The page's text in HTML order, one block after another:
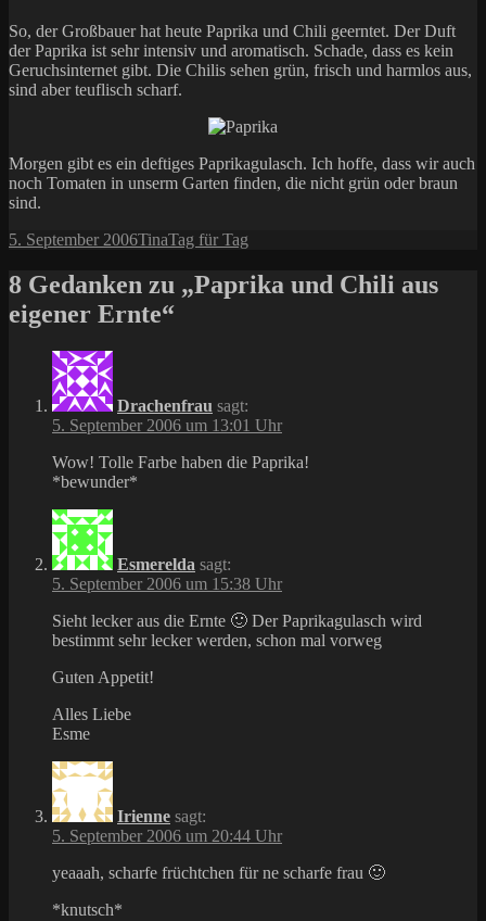
So, der Großbauer hat heute Paprika und Chili geerntet. Der Duft
der Paprika ist sehr intensiv und aromatisch. Schade, dass es kein
Geruchsinternet gibt. Die Chilis sehen grün, frisch und harmlos aus,
sind aber teuflisch scharf.
Morgen gibt es ein deftiges Paprikagulasch. Ich hoffe, dass wir auch
noch Tomaten in unserm Garten finden, die nicht grün oder braun
sind.
Veröffentlicht
5. September 2006Autor
TinaKategorien
Tag für Tag
8 Gedanken zu „Paprika und Chili aus
eigener Ernte“
Drachenfrau sagt:
5. September 2006 um 13:01 Uhr
Wow! Tolle Farbe haben die Paprika!
*bewunder*
Esmerelda sagt:
5. September 2006 um 15:38 Uhr
Sieht lecker aus die Ernte 🙂 Der Paprikagulasch wird
bestimmt sehr lecker werden, schon mal vorweg
Guten Appetit!
Alles Liebe
Esme
Irienne sagt:
5. September 2006 um 20:44 Uhr
yeaaah, scharfe früchtchen für ne scharfe frau 🙂
*knutsch*